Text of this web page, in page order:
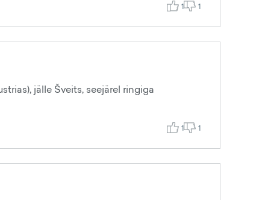
1 1
jälle Šveits, seejärel ringiga
1 1